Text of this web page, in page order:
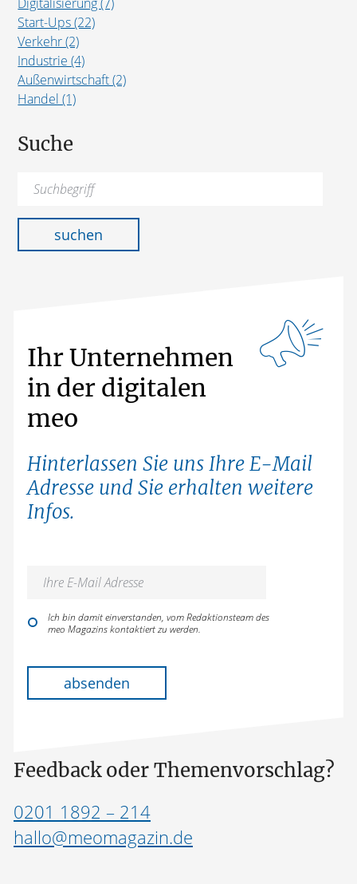
Start-Ups (22)
Verkehr (2)
Industrie (4)
Außenwirtschaft (2)
Handel (1)
Suche
Suchen
suchen
Ihr Unternehmen
in der digitalen
meo
Hinterlassen Sie uns Ihre E-Mail
Adresse und Sie erhalten weitere
Infos.
Ich bin damit einverstanden, vom Redaktionsteam des
meo Magazins kontaktiert zu werden.
absenden
Feedback oder Themenvorschlag?
0201 1892 – 214
hallo@meomagazin.de